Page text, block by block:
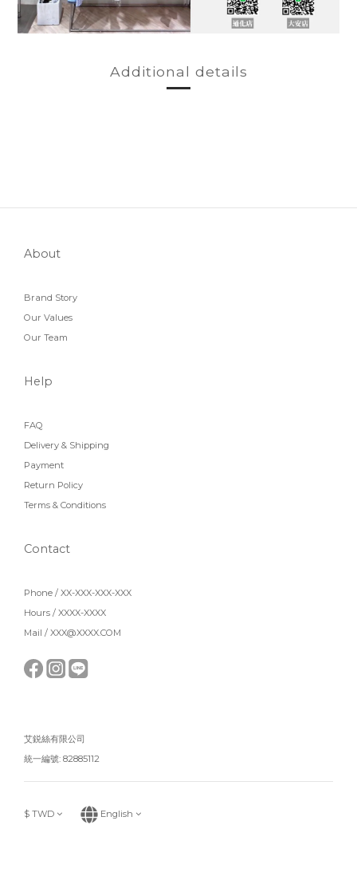
Additional details
About
Brand Story
Our Values
Our Team
Help
FAQ
Delivery & Shipping
Payment
Return Policy
Terms & Conditions
Contact
Phone / XX-XXX-XXX-XXX
Hours / XXXX-XXXX
Mail / XXX@XXXX.COM
艾鋭絲有限公司
統一編號: 82885112
$ TWD English